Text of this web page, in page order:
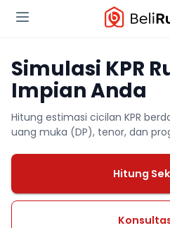
Simulasi KPR
Impian Anda
Hitung estimasi cicilan KPR
uang muka (DP), tenor, dan
Hitung